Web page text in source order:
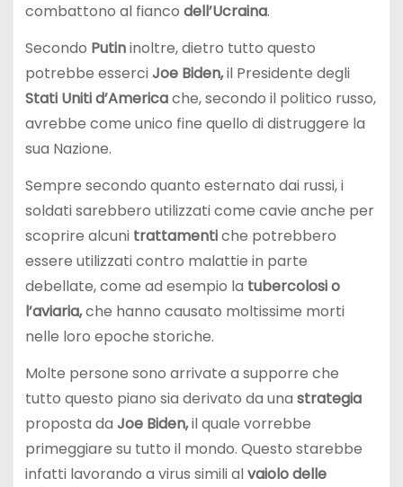
combattono al fianco dell’Ucraina.
Secondo Putininoltre, dietro tutto questo
potrebbe esserciJoe Biden,il Presidente degli
Stati Unitid’Americache, secondo il politico russo,
avrebbe come unico fine quello di distruggere la
sua Nazione.
Sempre secondo quanto esternato dai russi, i
soldati sarebbero utilizzati come cavie anche per
scoprire alcuni trattamentiche potrebbero
essere utilizzati contro malattie in parte
debellate, come ad esempio la tubercolosi o
l’aviaria,che hanno causato moltissime morti
nelle loro epoche storiche.
Molte persone sono arrivate a supporre che
tutto questo piano sia derivato da una strategia
proposta da Joe Biden,il quale vorrebbe
primeggiare su tutto il mondo. Questo starebbe
infatti lavorando a virus simili alvaiolo delle